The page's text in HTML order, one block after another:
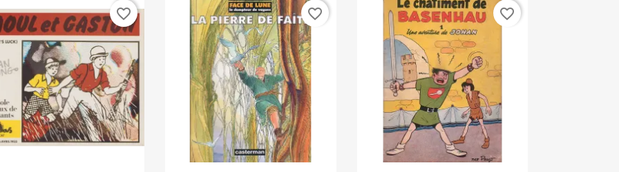
favorite_border favorite_border favorite_border